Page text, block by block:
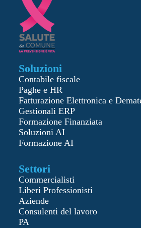
Soluzioni
Contabile fiscale
Paghe e HR
Fatturazione Elettronica e
Gestionali ERP
Formazione Finanziata
Soluzioni AI
Formazione AI
Settori
Commercialisti
Liberi Professionisti
Aziende
Consulenti del lavoro
PA